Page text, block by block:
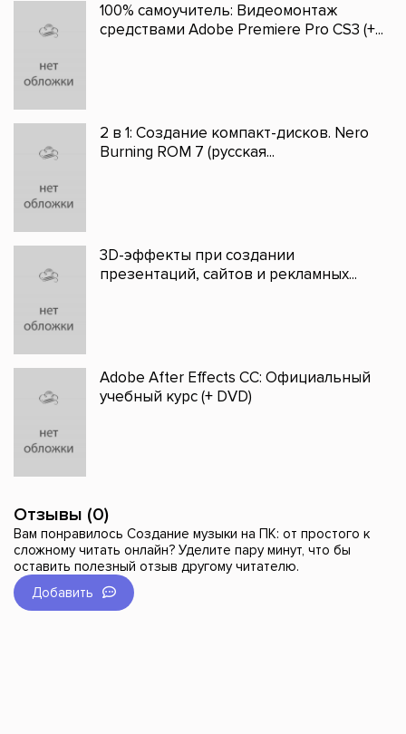
100% самоучитель: Видеомонтаж
средствами Adobe Premiere Pro CS3 (+...
2 в 1: Создание компакт-дисков. Nero
Burning ROM 7 (русская...
3D-эффекты при создании
презентаций, сайтов и рекламных...
Adobe After Effects CC: Официальный
учебный курс (+ DVD)
Отзывы (0)
Вам понравилось Создание музыки на ПК: от простого к
сложному читать онлайн? Уделите пару минут, что бы
оставить полезный отзыв другому читателю.
Добавить